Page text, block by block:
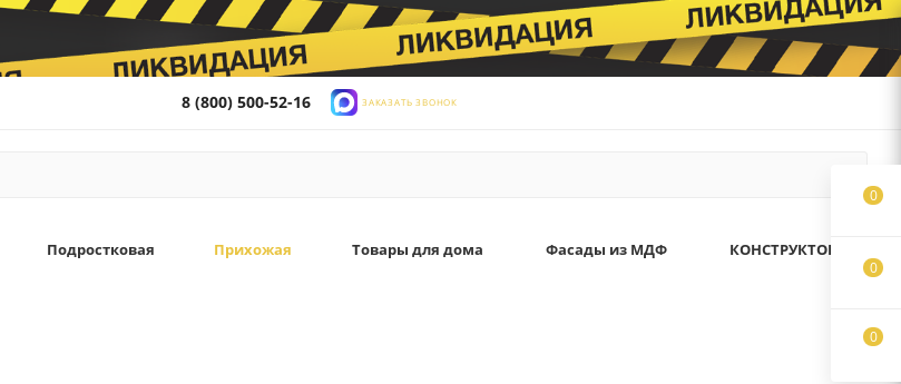
8 (800) 500-52-16 ЗАКАЗАТЬ ЗВОНОК
Подростковая Прихожая Товары для дома Фасады из МДФ КОНСТРУКТОР
0
0
0